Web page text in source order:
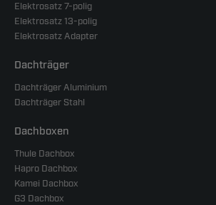
Elektrosatz 7-polig
Elektrosatz 13-polig
Elektrosatz Adapter
Dachträger
Dachträger Aluminium
Dachträger Stahl
Dachboxen
Thule Dachbox
Hapro Dachbox
Kamei Dachbox
G3 Dachbox